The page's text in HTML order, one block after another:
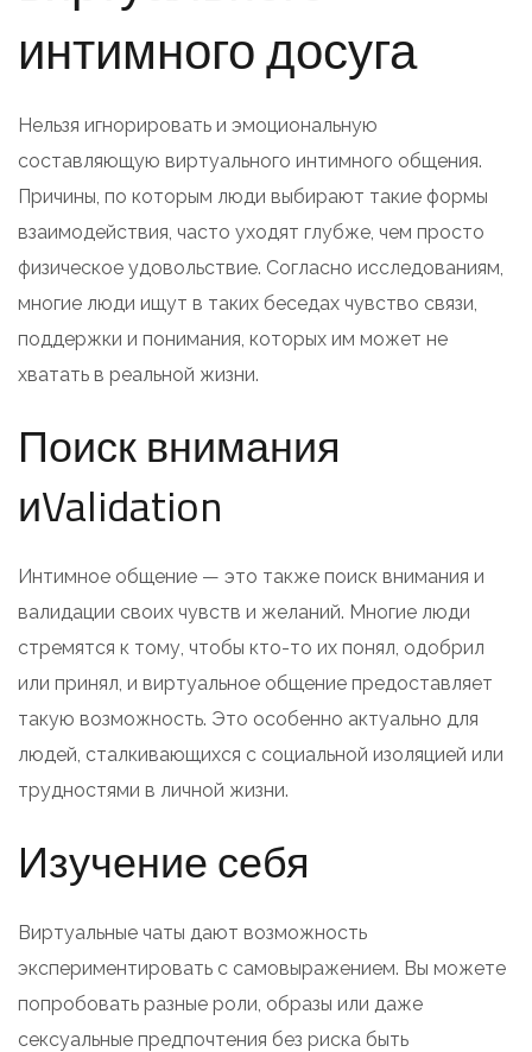
интимного досуга
Нельзя игнорировать и эмоциональную
составляющую виртуального интимного общения.
Причины, по которым люди выбирают такие формы
взаимодействия, часто уходят глубже, чем просто
физическое удовольствие. Согласно исследованиям,
многие люди ищут в таких беседах чувство связи,
поддержки и понимания, которых им может не
хватать в реальной жизни.
Поиск внимания
иValidation
Интимное общение — это также поиск внимания и
валидации своих чувств и желаний. Многие люди
стремятся к тому, чтобы кто-то их понял, одобрил
или принял, и виртуальное общение предоставляет
такую возможность. Это особенно актуально для
людей, сталкивающихся с социальной изоляцией или
трудностями в личной жизни.
Изучение себя
Виртуальные чаты дают возможность
экспериментировать с самовыражением. Вы можете
попробовать разные роли, образы или даже
сексуальные предпочтения без риска быть